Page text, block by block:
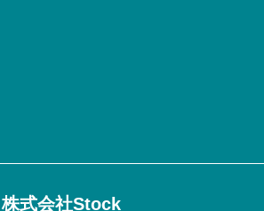
株式会社Stock